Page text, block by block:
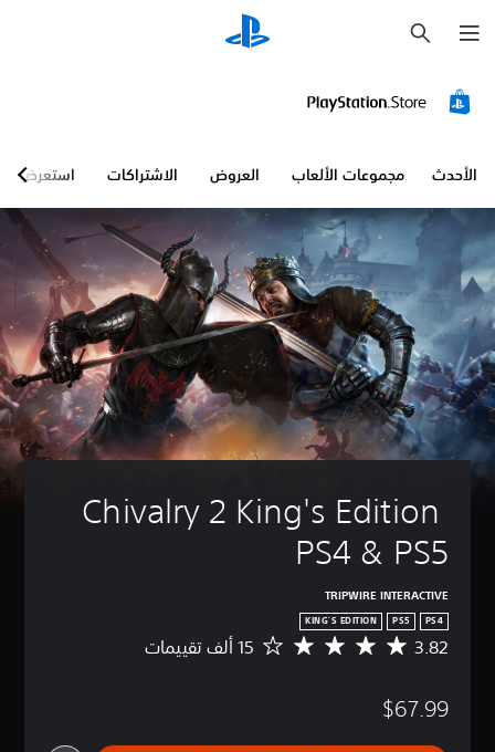
ح
ث
الأحدث مجموعات الألعاب العروض الاشتراكات استعرض
Chivalry 2 King's Edition
PS4 & PS5
TRIPWIRE INTERACTIVE
PS4
PS5
KING'S EDITION
م
س
3.82
$67.99